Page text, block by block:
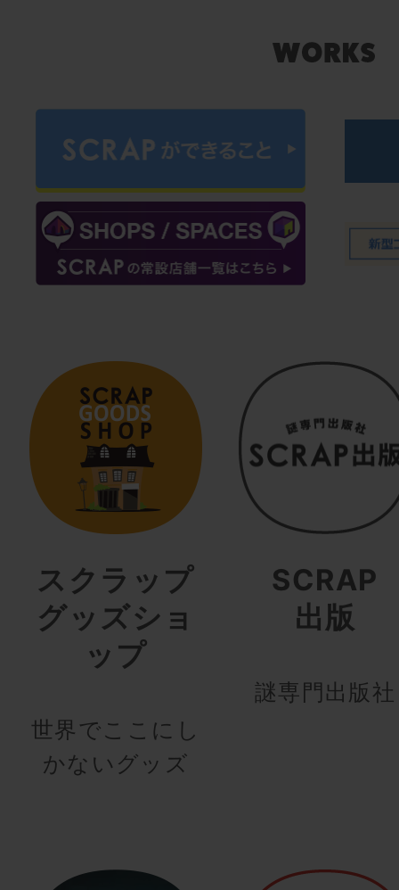
スクラップ
グッズショ
ップ
世界でここにし
かないグッズ
SCRAP
出版
謎専門出版社